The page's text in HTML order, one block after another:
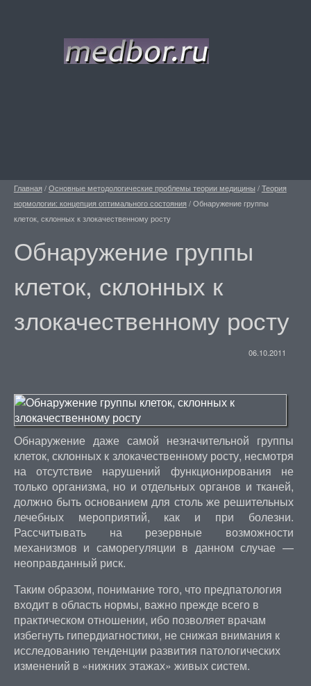
Главная /Основные методологические проблемы теории медицины /Теория
нормологии: концепция оптимального состояния /Обнаружение группы
клеток, склонных к злокачественному росту
Обнаружение группы
клеток, склонных к
злокачественному росту
06.10.2011
Обнаружение даже самой незначительной группы
клеток, склонных к злокачественному росту, несмотря
на отсутствие нарушений функционирования не
только организма, но и отдельных органов и тканей,
должно быть основанием для столь же решительных
лечебных мероприятий, как и при болезни.
Рассчитывать на резервные возможности
механизмов и саморегуляции в данном случае —
неоправданный риск.
Таким образом, понимание того, что предпатология
входит в область нормы, важно прежде всего в
практическом отношении, ибо позволяет врачам
избегнуть гипердиагностики, не снижая внимания к
исследованию тенденции развития патологических
изменений в «нижних этажах» живых систем.